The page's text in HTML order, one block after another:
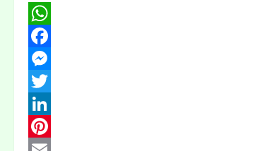
WhatsApp
Facebook
Messenger
Twitter
LinkedIn